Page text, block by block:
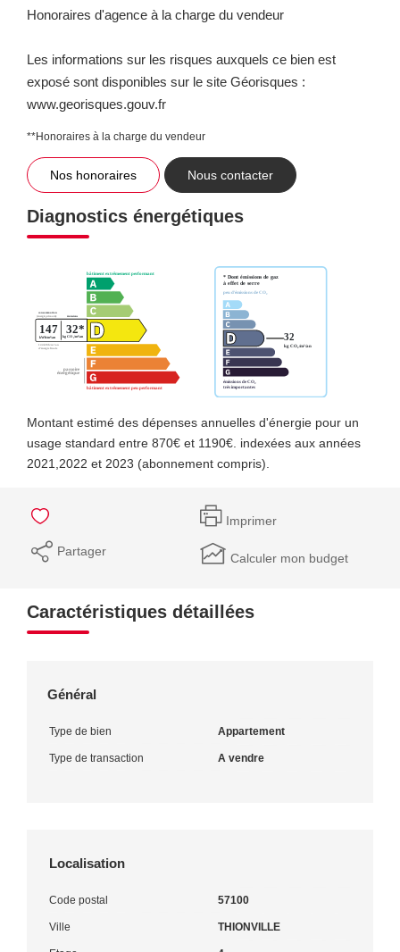
Honoraires d'agence à la charge du vendeur
Les informations sur les risques auxquels ce bien est
exposé sont disponibles sur le site Géorisques :
www.georisques.gouv.fr
**Honoraires à la charge du vendeur
Nos honoraires Nous contacter
Diagnostics énergétiques
Montant estimé des dépenses annuelles d'énergie pour un
usage standard entre 870€ et 1190€. indexées aux années
2021,2022 et 2023 (abonnement compris).
Imprimer
Partager Calculer mon budget
Caractéristiques détaillées
Général
Type de bien Appartement
Type de transaction A vendre
Localisation
Code postal 57100
Ville THIONVILLE